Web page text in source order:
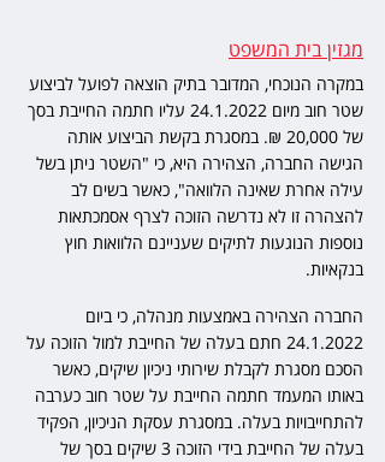
מגזין בית המשפט
במקרה הנוכחי, המדובר בתיק הוצאה לפועל לביצוע
שטר חוב מיום 24.1.2022 עליו חתמה החייבת בסך
של 20,000 ₪. במסגרת בקשת הביצוע אותה
הגישה החברה, הצהירה היא, כי "השטר ניתן בשל
עילה אחרת שאינה הלוואה", כאשר בשים לב
להצהרה זו לא נדרשה הזוכה לצרף אסמכתאות
נוספות הנוגעות לתיקים שעניינם הלוואות חוץ
בנקאיות.
החברה הצהירה באמצעות מנהלה, כי ביום
24.1.2022 חתם בעלה של החייבת למול הזוכה על
הסכם מסגרת לקבלת שירותי ניכיון שיקים, כאשר
באותו המעמד חתמה החייבת על שטר חוב כערבה
להתחייבויות בעלה. במסגרת עסקת הניכיון, הפקיד
בעלה של החייבת בידי הזוכה 3 שיקים בסך של